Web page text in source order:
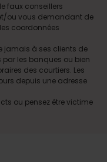
faux conseillers
ou vous demandant de
coordonnées
jamais à ses clients de
par les banques ou bien
des courtiers. Les
depuis une adresse
ou pensez être victime